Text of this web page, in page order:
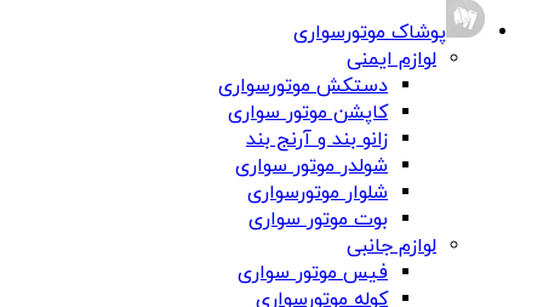
پوشاک موتورسواری
لوازم ایمنی
دستکش موتورسواری
کاپشن موتور سواری
زانو بند و آرنج بند
شولدر موتور سواری
شلوار موتورسواری
بوت موتور سواری
لوازم جانبی
فیس موتور سواری
کوله موتورسواری